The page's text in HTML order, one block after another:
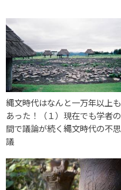
縄文時代はなんと一万年以上も
あった！（１）現在でも学者の
間で議論が続く縄文時代の不思
議